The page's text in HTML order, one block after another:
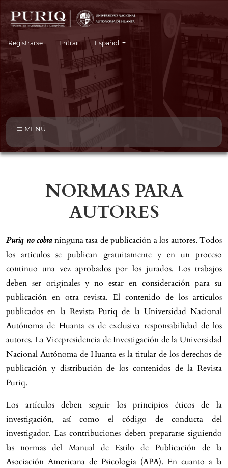
Registrarse Entrar Cambiar el idioma. El idioma actual es:
Español
MENÚ
NORMAS PARA
AUTORES
Puriq no cobraninguna tasa de publicación a los autores. Todos
los artículos se publican gratuitamente y en un proceso
continuo una vez aprobados por los jurados. Los trabajos
deben ser originales y no estar en consideración para su
publicación en otra revista. El contenido de los artículos
publicados en la Revista Puriq de la Universidad Nacional
Autónoma de Huanta es de exclusiva responsabilidad de los
autores. La Vicepresidencia de Investigación de la Universidad
Nacional Autónoma de Huanta es la titular de los derechos de
publicación y distribución de los contenidos de la Revista
Puriq.
Los artículos deben seguir los principios éticos de la
investigación, así como el código de conducta del
investigador. Las contribuciones deben prepararse siguiendo
las normas del Manual de Estilo de Publicación de la
Asociación Americana de Psicología (APA). En cuanto a la